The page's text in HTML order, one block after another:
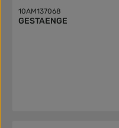
10AM137068
GESTAENGE